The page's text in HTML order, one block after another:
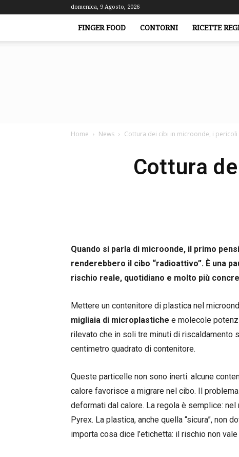
domenica, 9 Agosto, 2026
FINGER FOOD CONTORNI RICETTE
Home News Cottura dei cibi in microonde, i
Cottura
Quando si parla di microonde, il primo
renderebbero il cibo “radioattivo”. È una
rischio reale, quotidiano e molto più
Mettere un contenitore di plastica nel
migliaia di microplastiche e molecole
rilevato che in soli tre minuti di riscaldamento
centimetro quadrato di contenitore.
Queste particelle non sono inerti: alcune
calore favorisce a migrare nel cibo. Il
deformati dal calore. La regola è semplice:
Pyrex. La plastica, anche quella “sicura”, non
importa cosa dice l’etichetta: il rischio non